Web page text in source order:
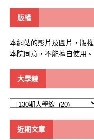
版權
本網站的影片及圖片，版
本院同意，不能擅自使用。
大學線
近期文章